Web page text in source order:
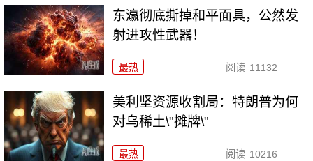
东瀛彻底撕掉和平面具，公然发
射进攻性武器！
最热 阅读 11132
美利坚资源收割局：特朗普为何
对乌稀土\"摊牌\"
最热 阅读 10216